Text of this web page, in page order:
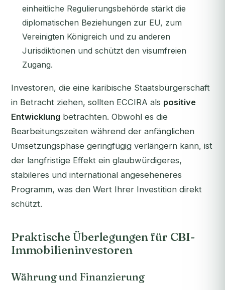
einheitliche Regulierungsbehörde stärkt die
diplomatischen Beziehungen zur EU, zum
Vereinigten Königreich und zu anderen
Jurisdiktionen und schützt den visumfreien
Zugang.
Investoren, die eine karibische Staatsbürgerschaft
in Betracht ziehen, sollten ECCIRA als positive
Entwicklung betrachten. Obwohl es die
Bearbeitungszeiten während der anfänglichen
Umsetzungsphase geringfügig verlängern kann, ist
der langfristige Effekt ein glaubwürdigeres,
stabileres und international angeseheneres
Programm, was den Wert Ihrer Investition direkt
schützt.
Praktische Überlegungen für CBI-
Immobilieninvestoren
Währung und Finanzierung